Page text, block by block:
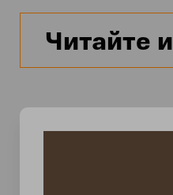
Читайте